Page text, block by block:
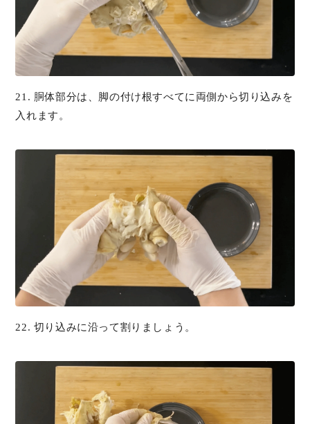
21. 胴体部分は、脚の付け根すべてに両側から切り込みを
入れます。
22. 切り込みに沿って割りましょう。